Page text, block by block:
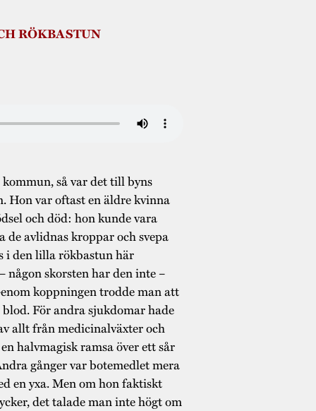
RÖKBASTUN
så var det till byns
Hon var oftast en äldre kvinna
och död: hon kunde vara
avlidnas kroppar och svepa
i den lilla rökbastun här
någon skorsten har den inte –
koppningen trodde man att
För andra sjukdomar hade
allt från medicinalväxter och
halvmagisk ramsa över ett sår
gånger var botemedlet mera
en yxa. Men om hon faktiskt
det talade man inte högt om